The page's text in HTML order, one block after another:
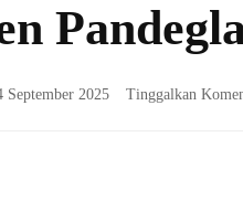
September 2025 Tinggalkan